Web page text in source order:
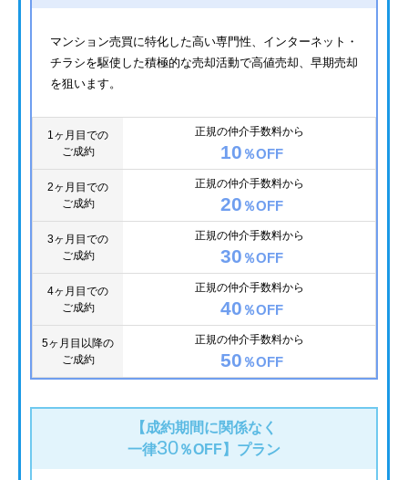
マンション売買に特化した高い専門性、インターネット・
チラシを駆使した積極的な売却活動で高値売却、早期売却
を狙います。
1ヶ月目での
ご成約
正規の仲介手数料から
10 ％OFF
2ヶ月目での
ご成約
正規の仲介手数料から
20 ％OFF
3ヶ月目での
ご成約
正規の仲介手数料から
30 ％OFF
4ヶ月目での
ご成約
正規の仲介手数料から
40 ％OFF
5ヶ月目以降の
ご成約
正規の仲介手数料から
50 ％OFF
【成約期間に関係なく
一律30％OFF】 プラン